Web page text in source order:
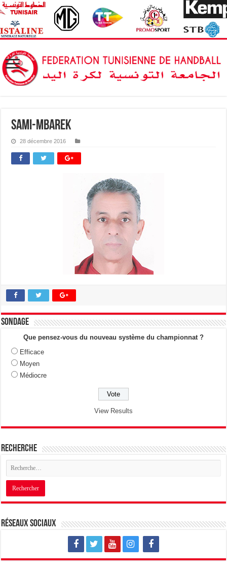
sami-mbarek
28 décembre 2016
Sondage
Que pensez-vous du nouveau système du championnat ?
Efficace
Moyen
Médiocre
View Results
Recherche
Réseaux sociaux